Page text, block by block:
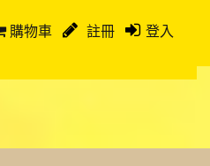
購物車 註冊 登入